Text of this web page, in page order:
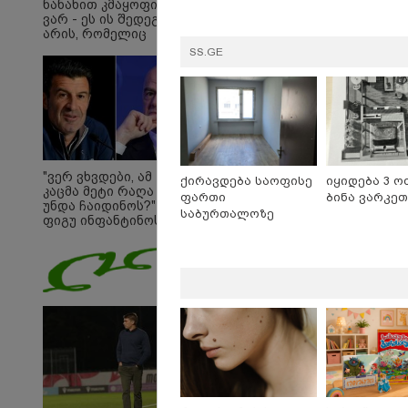
12:20 /
ნანახით კმაყოფილი
ვარ - ეს ის შედეგი არ
არის, რომელიც
"ვერ ვხვდები, ამ
კაცმა მეტი რაღა
უნდა ჩაიდინოს?" -
ფიგუ ინფანტინოს
მოითხოვს
SS.GE
ქირავდება საოფისე
ფართი
საბურთალოზე
იყიდება 3
ბინა